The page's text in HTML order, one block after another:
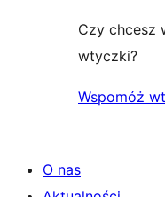
Czy chcesz
wtyczki?
Wspomóż
O nas